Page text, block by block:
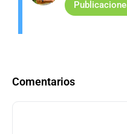
Comentarios